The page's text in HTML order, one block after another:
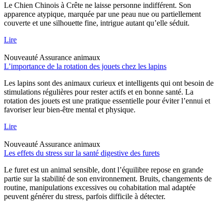
Le Chien Chinois à Crête ne laisse personne indifférent. Son
apparence atypique, marquée par une peau nue ou partiellement
couverte et une silhouette fine, intrigue autant qu’elle séduit.
Lire
Nouveauté Assurance animaux
L’importance de la rotation des jouets chez les lapins
Les lapins sont des animaux curieux et intelligents qui ont besoin de
stimulations régulières pour rester actifs et en bonne santé. La
rotation des jouets est une pratique essentielle pour éviter l’ennui et
favoriser leur bien-être mental et physique.
Lire
Nouveauté Assurance animaux
Les effets du stress sur la santé digestive des furets
Le furet est un animal sensible, dont l’équilibre repose en grande
partie sur la stabilité de son environnement. Bruits, changements de
routine, manipulations excessives ou cohabitation mal adaptée
peuvent générer du stress, parfois difficile à détecter.